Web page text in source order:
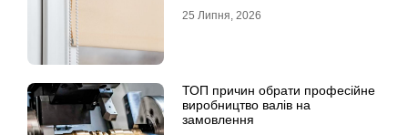
25 Липня, 2026
ТОП причин обрати професійне
виробництво валів на
замовлення